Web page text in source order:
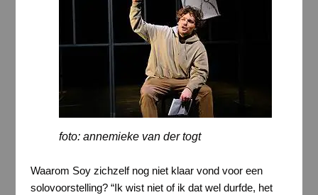
foto: annemieke van der togt
Waarom Soy zichzelf nog niet klaar vond voor een
solovoorstelling? “Ik wist niet of ik dat wel durfde, het